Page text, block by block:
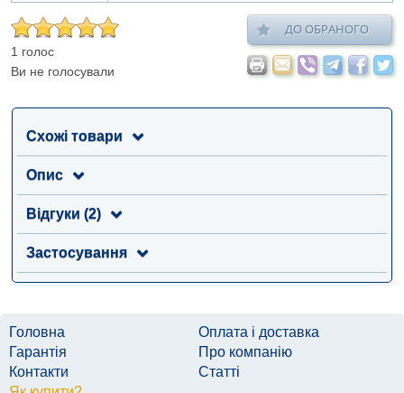
1 голос
Ви не голосували
ДО ОБРАНОГО
Схожі товари
Опис
Відгуки (2)
Застосування
Головна
Оплата і доставка
Гарантія
Про компанію
Контакти
Статті